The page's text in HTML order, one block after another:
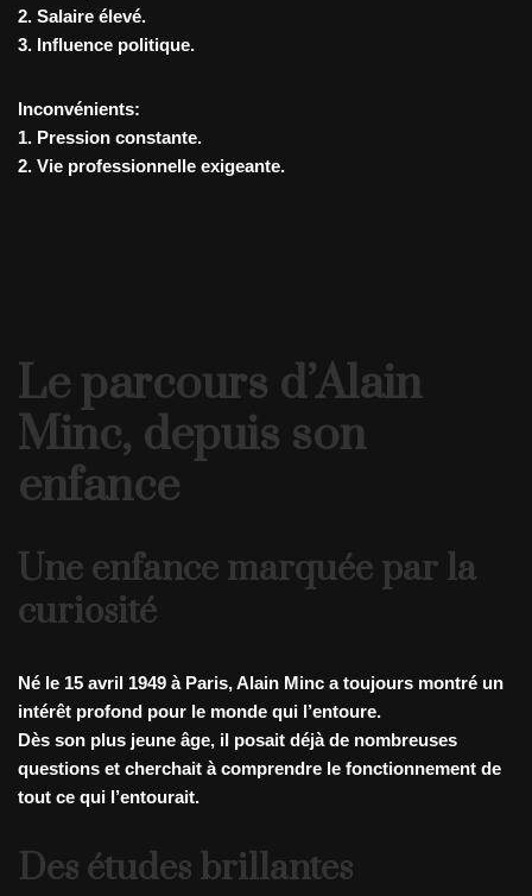
2. Salaire élevé.
3. Influence politique.
Inconvénients:
1. Pression constante.
2. Vie professionnelle exigeante.
Le parcours d’Alain
Minc, depuis son
enfance
Une enfance marquée par la
curiosité
Né le 15 avril 1949 à Paris, Alain Minc a toujours montré un
intérêt profond pour le monde qui l’entoure.
Dès son plus jeune âge, il posait déjà de nombreuses
questions et cherchait à comprendre le fonctionnement de
tout ce qui l’entourait.
Des études brillantes